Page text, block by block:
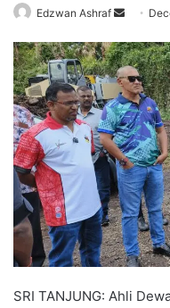
Edzwan Ashraf
n
d
a
n
e
m
a
i
l
SRI TANJUNG: Ahli